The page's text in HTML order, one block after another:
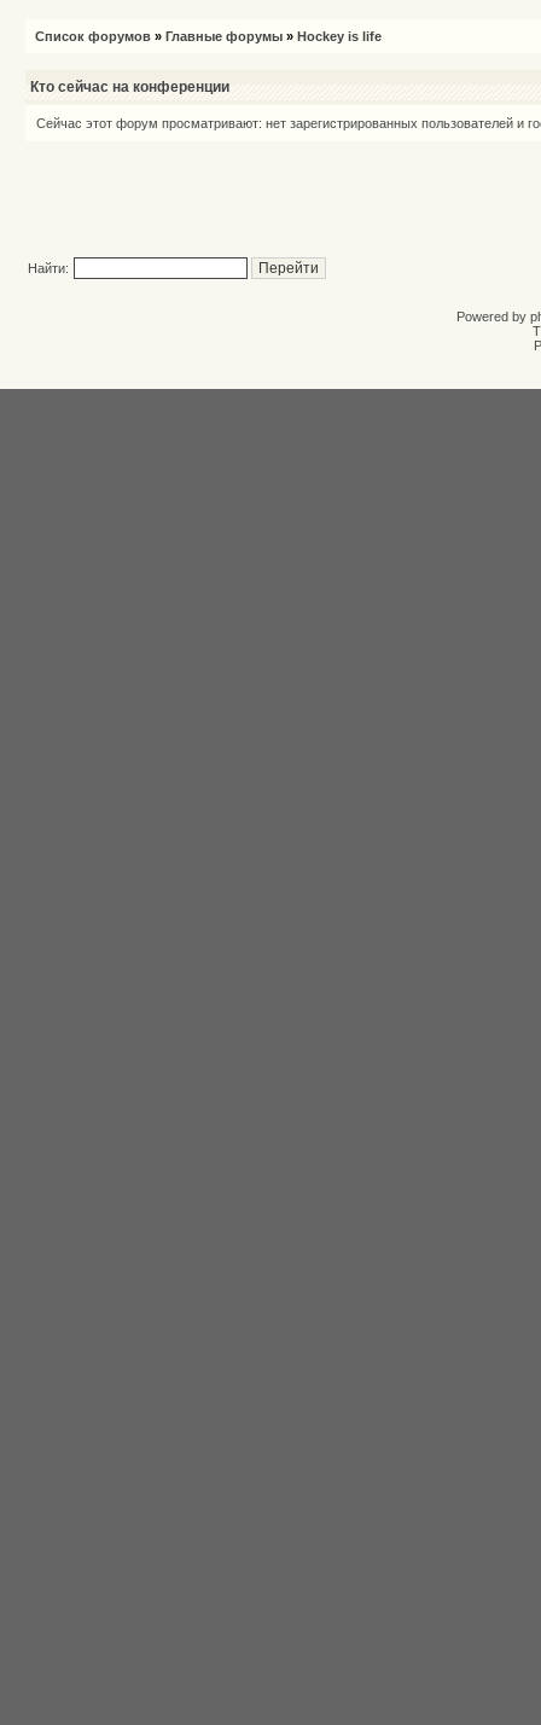
Список форумов » Главные форумы » Hockey is life
Кто сейчас на конференции
Сейчас этот форум просматривают: нет зарегистрированных пользователей и
Найти:
Powered by